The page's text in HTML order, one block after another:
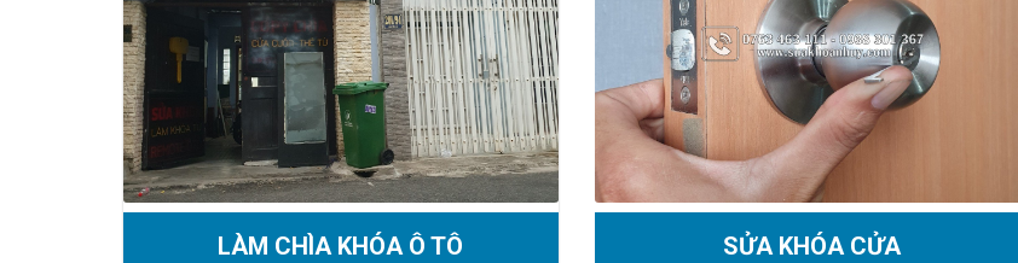
LÀM CHÌA KHÓA Ô TÔ SỬA KHÓA CỬA